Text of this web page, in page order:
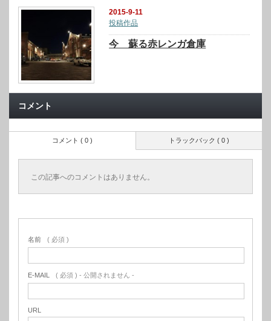
2015-9-11
投稿作品
今 蘇る赤レンガ倉庫
コメント
トラックバック ( 0 )
コメント ( 0 )
この記事へのコメントはありません。
名前 ( 必須 )
E-MAIL ( 必須 ) - 公開されません -
URL